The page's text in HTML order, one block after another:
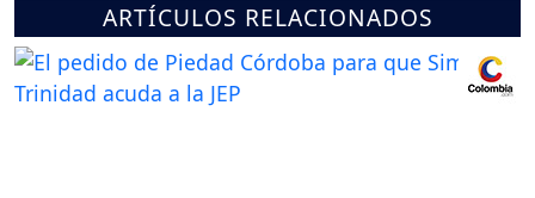
ARTÍCULOS RELACIONADOS